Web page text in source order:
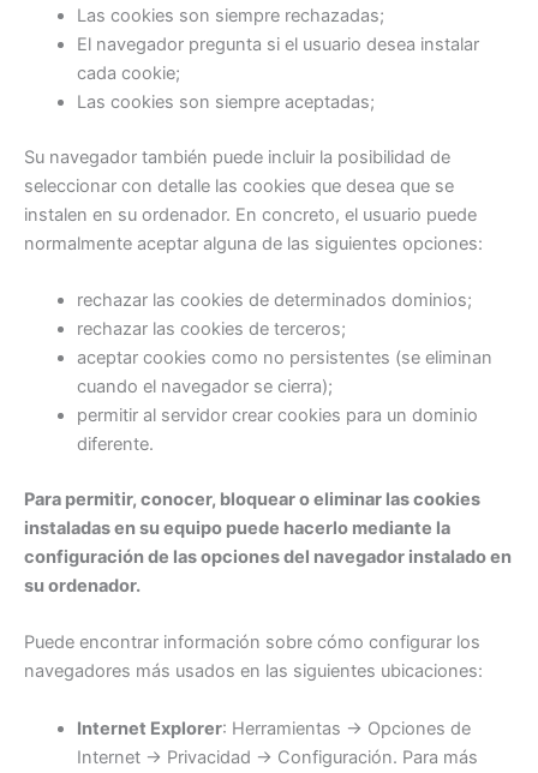
Las cookies son siempre rechazadas;
El navegador pregunta si el usuario desea instalar
cada cookie;
Las cookies son siempre aceptadas;
Su navegador también puede incluir la posibilidad de
seleccionar con detalle las cookies que desea que se
instalen en su ordenador. En concreto, el usuario puede
normalmente aceptar alguna de las siguientes opciones:
rechazar las cookies de determinados dominios;
rechazar las cookies de terceros;
aceptar cookies como no persistentes (se eliminan
cuando el navegador se cierra);
permitir al servidor crear cookies para un dominio
diferente.
Para permitir, conocer, bloquear o eliminar las cookies
instaladas en su equipo puede hacerlo mediante la
configuración de las opciones del navegador instalado en
su ordenador.
Puede encontrar información sobre cómo configurar los
navegadores más usados en las siguientes ubicaciones:
Internet Explorer: Herramientas -> Opciones de
Internet -> Privacidad -> Configuración. Para más